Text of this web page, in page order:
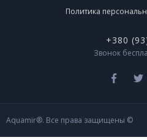
Политика
+380
Звонок
Aquamir®. Все права защищены ©